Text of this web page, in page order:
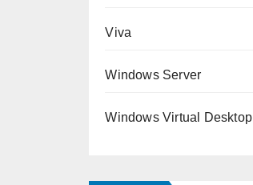
Viva
Windows Server
Windows Virtual Desktop